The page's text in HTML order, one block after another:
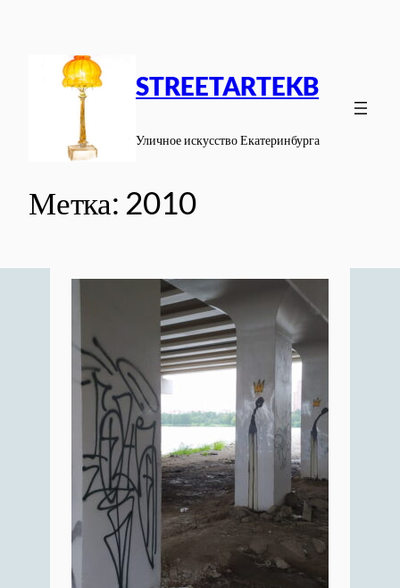
содержимому
STREETARTEKB
Уличное искусство Екатеринбурга
Метка: 2010